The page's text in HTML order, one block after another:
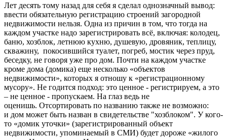
Лет десять тому назад для себя я сделал однозначный вывод:
ввести обязательную регистрацию строений загородной
недвижимости нельзя. Одна из причин в том, что тогда на
каждом участке надо зарегистрировать всё, включая: колодец,
баню, хозблок, летнюю кухню, душевую, дровяник, теплицу,
скважину, покосившийся туалет, погреб, мостик через пруд,
беседку, не говоря уже про дом. Почти на каждом участке
кроме дома (домика) еще несколько «объектов
недвижимости», которых я отношу к «регистрационному
мусору». Не годится подход: это ценное - регистрируем, а это
– не ценное - пропускаем. На глаз ведь не
оценишь. Отсортировать по названию также не возможно:
и дом может быть назван в свидетельстве "хозблоком". У кого-
то «домик уточки» (зарегистрированный объект
недвижимости, упоминаемый в СМИ) будет дороже «жилого